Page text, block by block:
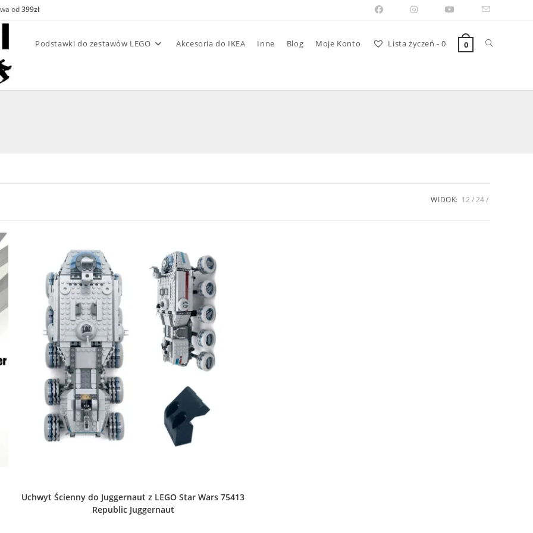
od399zł
Podstawki do zestawów LEGO Akcesoria do IKEA Inne Blog Moje Konto Lista życzeń - 0 0 Toggle
website
WIDOK: 12 24
Uchwyt Ścienny do Juggernaut z LEGO Star Wars 75413
Republic Juggernaut